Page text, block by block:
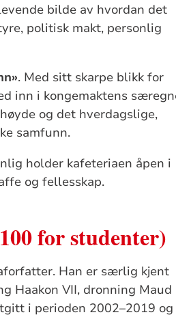
bilde av hvordan det
politisk makt, personlig
. Med sitt skarpe blikk for
inn i kongemaktens
og det hverdagslige,
samfunn.
holder kafeteriaen åpen i
og fellesskap.
for studenter)
Han er særlig kjent
Haakon VII, dronning Maud
i perioden 2002–2019 og